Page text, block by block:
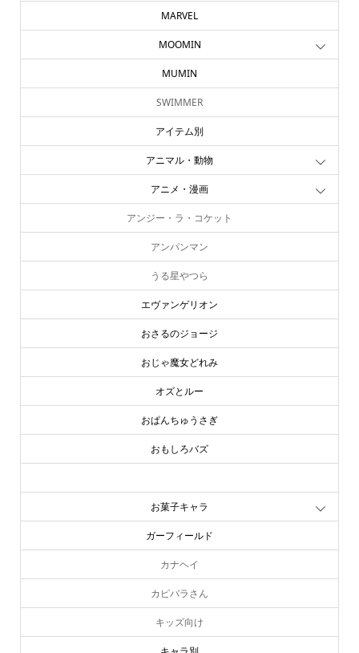
MARVEL
MOOMIN
MUMIN
SWIMMER
アイテム別
アニマル・動物
アニメ・漫画
アンジー・ラ・コケット
アンパンマン
うる星やつら
エヴァンゲリオン
おさるのジョージ
おじゃ魔女どれみ
オズとルー
おぱんちゅうさぎ
おもしろバズ
お菓子キャラ
ガーフィールド
カナヘイ
カピバラさん
キッズ向け